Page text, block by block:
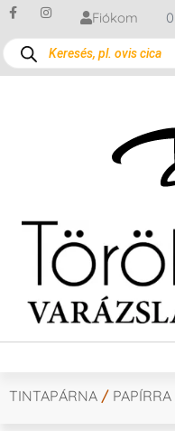
Fiókom 0
TINTAPÁRNA / PAPÍRRA